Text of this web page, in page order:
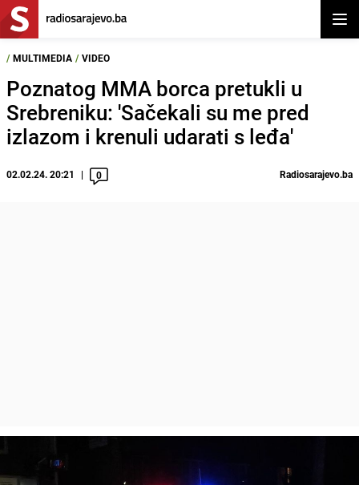
/ MULTIMEDIA / VIDEO
Poznatog MMA borca pretukli u
Srebreniku: 'Sačekali su me pred
izlazom i krenuli udarati s leđa'
02.02.24. 20:21 0 Radiosarajevo.ba